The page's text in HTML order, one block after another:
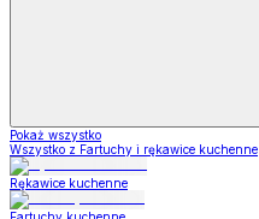
Pokaż wszystko
Wszystko z Fartuchy i rękawice kuchenne
Rękawice kuchenne